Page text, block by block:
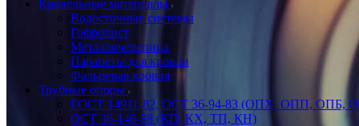
Кровельные материалы
Водосточные системы
Гофролист
Металлочерепица
Парапеты для кровли
Фальцевая кровля
Трубные опоры
ГОСТ 14911-82, ОСТ 36-94-83 (ОПХ, ОПП, ОПБ,
ОСТ 36-146-88 (КП, КХ, ТП, КН)